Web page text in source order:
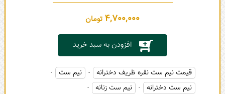
4,700,000 تومان
افزودن به سبد خرید
قیمت نیم ست نقره ظریف دخترانه - نیم ست -
نیم ست دخترانه - نیم ست زنانه -